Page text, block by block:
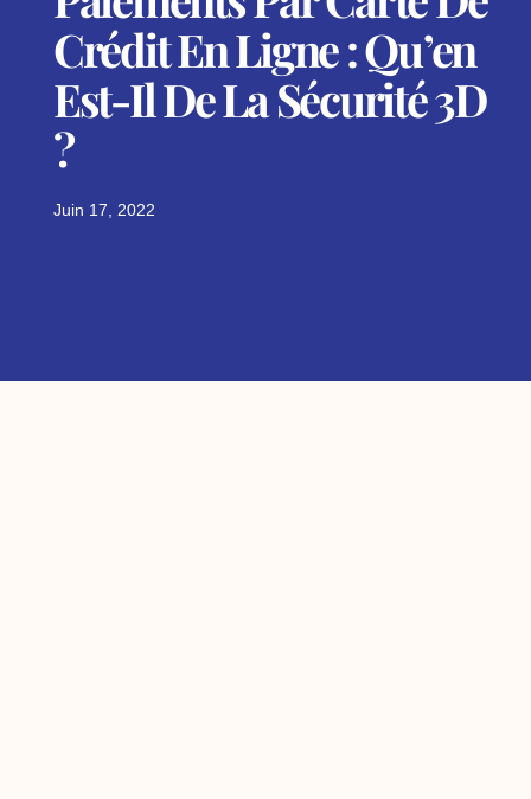
Crédit En Ligne : Qu’en
Est-Il De La Sécurité 3D
?
Juin 17, 2022